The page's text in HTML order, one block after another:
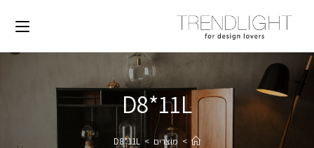
D8*11L
> מוצרים >
D8*11L